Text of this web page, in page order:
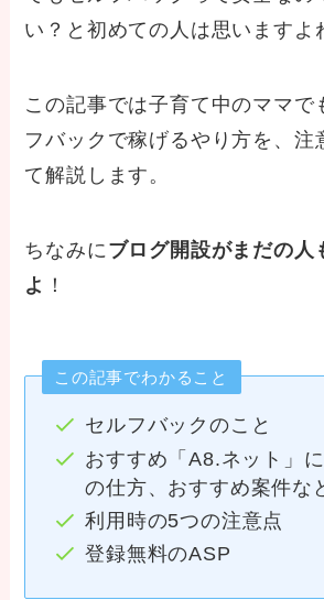
い？と初めての人は思いますよ
この記事では子育て中のママで
フバックで稼げるやり方を、注
て解説します。
ちなみに ブログ開設がまだの人
よ ！
この記事でわかること
セルフバックのこと
おすすめ「A8.ネット」
の仕方、おすすめ案件
利用時の5つの注意点
登録無料のASP